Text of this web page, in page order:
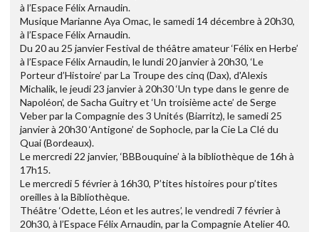
à l’Espace Félix Arnaudin.
Musique Marianne Aya Omac, le samedi 14 décembre à 20h30,
à l’Espace Félix Arnaudin.
Du 20 au 25 janvier Festival de théâtre amateur ‘Félix en Herbe’
à l’Espace Félix Arnaudin, le lundi 20 janvier à 20h30, ‘Le
Porteur d’Histoire’ par La Troupe des cinq (Dax), d'Alexis
Michalik, le jeudi 23 janvier à 20h30 ‘Un type dans le genre de
Napoléon’, de Sacha Guitry et ‘Un troisième acte’ de Serge
Veber par la Compagnie des 3 Unités (Biarritz), le samedi 25
janvier à 20h30 ‘Antigone’ de Sophocle, par la Cie La Clé du
Quai (Bordeaux).
Le mercredi 22 janvier, ‘BBBouquine’ à la bibliothèque de 16h à
17h15.
Le mercredi 5 février à 16h30, P’tites histoires pour p’tites
oreilles à la Bibliothèque.
Théâtre ‘Odette, Léon et les autres’, le vendredi 7 février à
20h30, à l’Espace Félix Arnaudin, par la Compagnie Atelier 40.